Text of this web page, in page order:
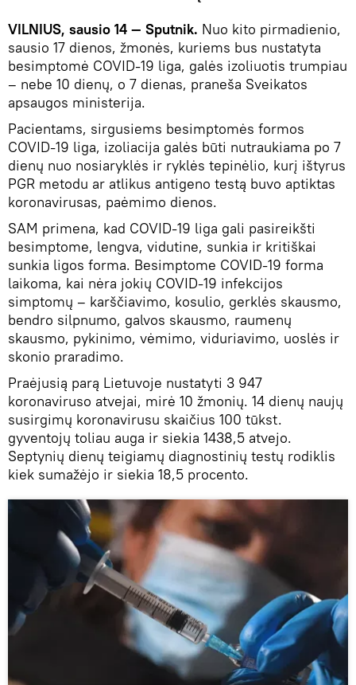
VILNIUS, sausio 14 — Sputnik. Nuo kito pirmadienio,
sausio 17 dienos, žmonės, kuriems bus nustatyta
besimptomė COVID-19 liga, galės izoliuotis trumpiau
– nebe 10 dienų, o 7 dienas, praneša Sveikatos
apsaugos ministerija.
Pacientams, sirgusiems besimptomės formos
COVID-19 liga, izoliacija galės būti nutraukiama po 7
dienų nuo nosiaryklės ir ryklės tepinėlio, kurį ištyrus
PGR metodu ar atlikus antigeno testą buvo aptiktas
koronavirusas, paėmimo dienos.
SAM primena, kad COVID-19 liga gali pasireikšti
besimptome, lengva, vidutine, sunkia ir kritiškai
sunkia ligos forma. Besimptome COVID-19 forma
laikoma, kai nėra jokių COVID-19 infekcijos
simptomų – karščiavimo, kosulio, gerklės skausmo,
bendro silpnumo, galvos skausmo, raumenų
skausmo, pykinimo, vėmimo, viduriavimo, uoslės ir
skonio praradimo.
Praėjusią parą Lietuvoje nustatyti 3 947
koronaviruso atvejai, mirė 10 žmonių. 14 dienų naujų
susirgimų koronavirusu skaičius 100 tūkst.
gyventojų toliau auga ir siekia 1438,5 atvejo.
Septynių dienų teigiamų diagnostinių testų rodiklis
kiek sumažėjo ir siekia 18,5 procento.